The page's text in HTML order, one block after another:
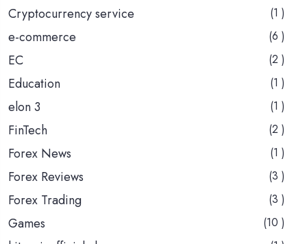
Cryptocurrency service (1 )
e-commerce (6 )
EC (2 )
Education (1 )
elon 3 (1 )
FinTech (2 )
Forex News (1 )
Forex Reviews (3 )
Forex Trading (3 )
Games (10 )